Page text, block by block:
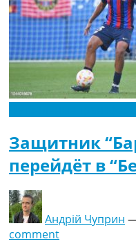
Защитник
перейдёт в
Андрій Чуприн
comment